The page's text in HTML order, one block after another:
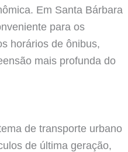
Em Santa Bárbara
para os
horários de ônibus,
mais profunda do
de transporte urbano
de última geração,